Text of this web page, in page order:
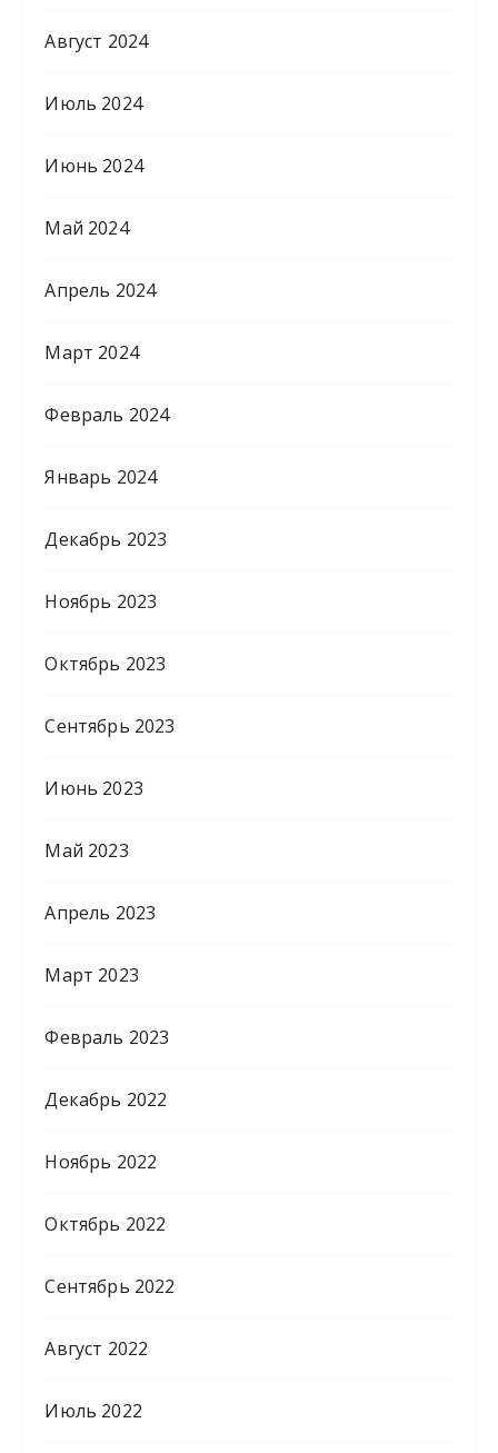
Август 2024
Июль 2024
Июнь 2024
Май 2024
Апрель 2024
Март 2024
Февраль 2024
Январь 2024
Декабрь 2023
Ноябрь 2023
Октябрь 2023
Сентябрь 2023
Июнь 2023
Май 2023
Апрель 2023
Март 2023
Февраль 2023
Декабрь 2022
Ноябрь 2022
Октябрь 2022
Сентябрь 2022
Август 2022
Июль 2022